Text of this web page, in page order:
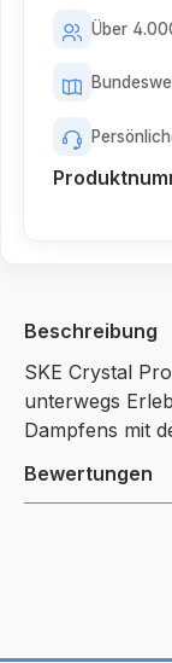
Über
Beschreibung
SKE Crystal
unterwegs
Dampfens mit
Bewertungen